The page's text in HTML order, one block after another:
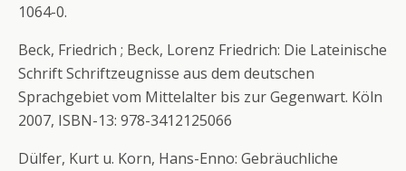
1064-0.
Beck, Friedrich ; Beck, Lorenz Friedrich: Die Lateinische
Schrift Schriftzeugnisse aus dem deutschen
Sprachgebiet vom Mittelalter bis zur Gegenwart. Köln
2007, ISBN-13: 978-3412125066
Dülfer, Kurt u. Korn, Hans-Enno: Gebräuchliche